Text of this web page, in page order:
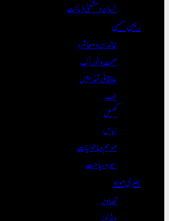
انسان و مشینی ذہانت
رہن سہن
خاندان و معاشرہ
صحت و خوراک
علاقائی تہذیبیں
طب
کھیل
لباس
موسم و ماحولیات
سیر و سیاحت
بصری مواد
تصاویر
ویڈیوز